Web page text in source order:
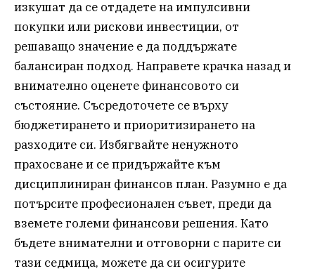
изкушат да се отдадете на импулсивни
покупки или рискови инвестиции, от
решаващо значение е да поддържате
балансиран подход. Направете крачка назад и
внимателно оценете финансовото си
състояние. Съсредоточете се върху
бюджетирането и приоритизирането на
разходите си. Избягвайте ненужното
прахосване и се придържайте към
дисциплиниран финансов план. Разумно е да
потърсите професионален съвет, преди да
вземете големи финансови решения. Като
бъдете внимателни и отговорни с парите си
тази седмица, можете да си осигурите